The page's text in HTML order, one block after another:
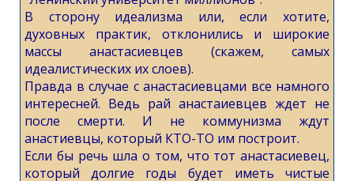
В сторону идеализма или, если хотите,
духовных практик, отклонились и широкие
массы анастасиевцев (скажем, самых
идеалистических их слоев).
Правда в случае с анастасиевцами все намного
интересней. Ведь рай анастаиевцев ждет не
после смерти. И не коммунизма ждут
анастиевцы, который КТО-ТО им построит.
Если бы речь шла о том, что тот анастасиевец,
который долгие годы будет иметь чистые